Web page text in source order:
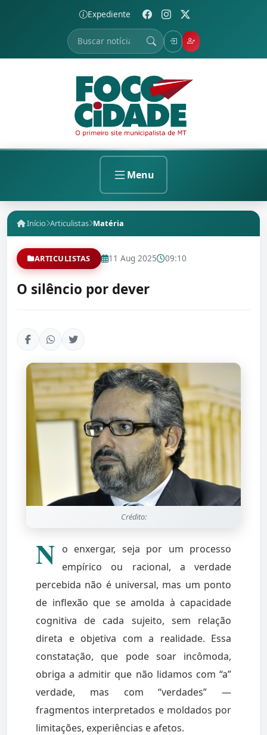
Expediente
Menu
Início Articulistas Matéria
ARTICULISTAS 11 Aug 2025 09:10
O silêncio por dever
Crédito:
N o enxergar, seja por um processo
empírico ou racional, a verdade
percebida não é universal, mas um ponto
de inflexão que se amolda à capacidade
cognitiva de cada sujeito, sem relação
direta e objetiva com a realidade. Essa
constatação, que pode soar incômoda,
obriga a admitir que não lidamos com “a”
verdade, mas com “verdades” —
fragmentos interpretados e moldados por
limitações, experiências e afetos.